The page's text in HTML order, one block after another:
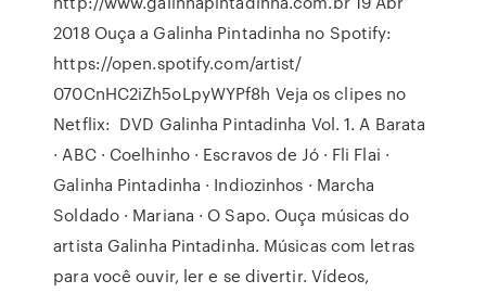
2018 Ouça a Galinha Pintadinha no Spotify:
https://open.spotify.com/artist/
070CnHC2iZh5oLpyWYPf8h Veja os clipes no
Netflix: DVD Galinha Pintadinha Vol. 1. A Barata
· ABC · Coelhinho · Escravos de Jó · Fli Flai ·
Galinha Pintadinha · Indiozinhos · Marcha
Soldado · Mariana · O Sapo. Ouça músicas do
artista Galinha Pintadinha. Músicas com letras
para você ouvir, ler e se divertir. Vídeos,